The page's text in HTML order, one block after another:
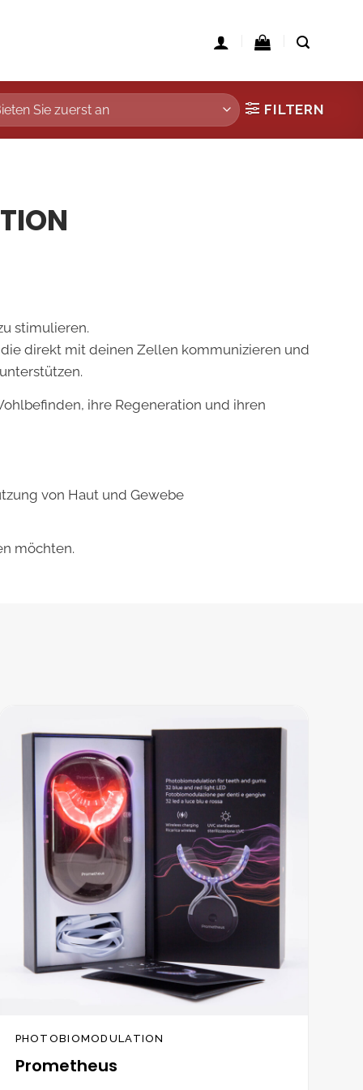
FILTERN
stimulieren.
direkt mit deinen Zellen kommunizieren und
ihre Regeneration und ihren
von Haut und Gewebe
möchten.
hinzufügen
PHOTOBIOMODULATION
Prometheus